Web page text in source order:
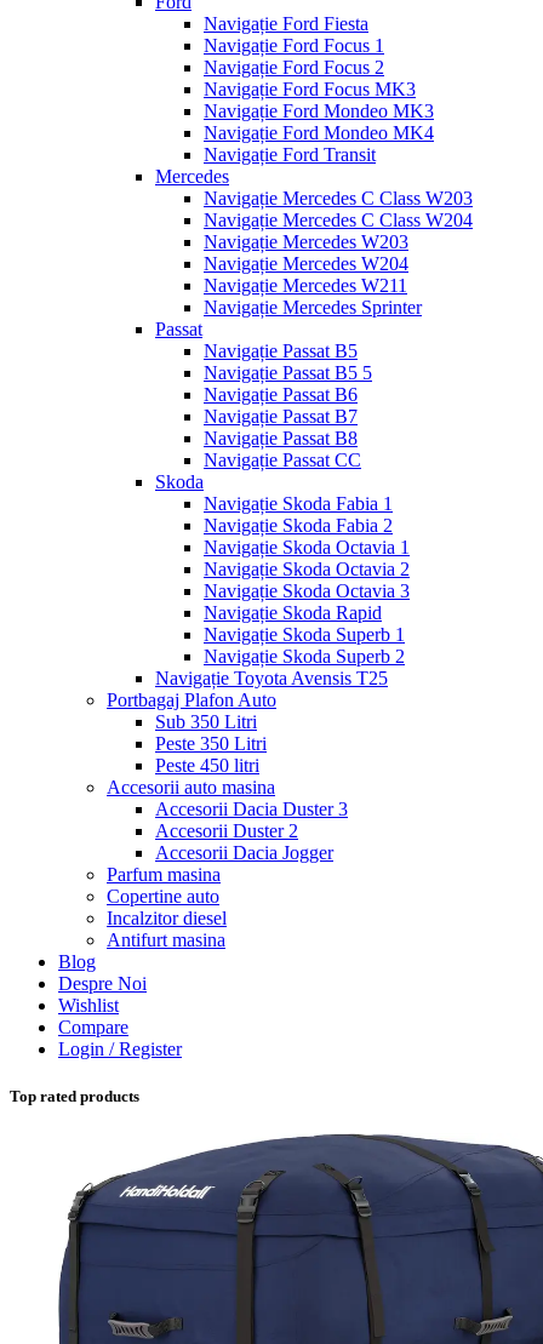
Navigație Ford Fiesta
Navigație Ford Focus 1
Navigație Ford Focus 2
Navigație Ford Focus MK3
Navigație Ford Mondeo MK3
Navigație Ford Mondeo MK4
Navigație Ford Transit
Mercedes
Navigație Mercedes C Class W203
Navigație Mercedes C Class W204
Navigație Mercedes W203
Navigație Mercedes W204
Navigație Mercedes W211
Navigație Mercedes Sprinter
Passat
Navigație Passat B5
Navigație Passat B5 5
Navigație Passat B6
Navigație Passat B7
Navigație Passat B8
Navigație Passat CC
Skoda
Navigație Skoda Fabia 1
Navigație Skoda Fabia 2
Navigație Skoda Octavia 1
Navigație Skoda Octavia 2
Navigație Skoda Octavia 3
Navigație Skoda Rapid
Navigație Skoda Superb 1
Navigație Skoda Superb 2
Navigație Toyota Avensis T25
Portbagaj Plafon Auto
Sub 350 Litri
Peste 350 Litri
Peste 450 litri
Accesorii auto masina
Accesorii Dacia Duster 3
Accesorii Duster 2
Accesorii Dacia Jogger
Parfum masina
Copertine auto
Incalzitor diesel
Antifurt masina
Blog
Despre Noi
Wishlist
Compare
Login / Register
Top rated products